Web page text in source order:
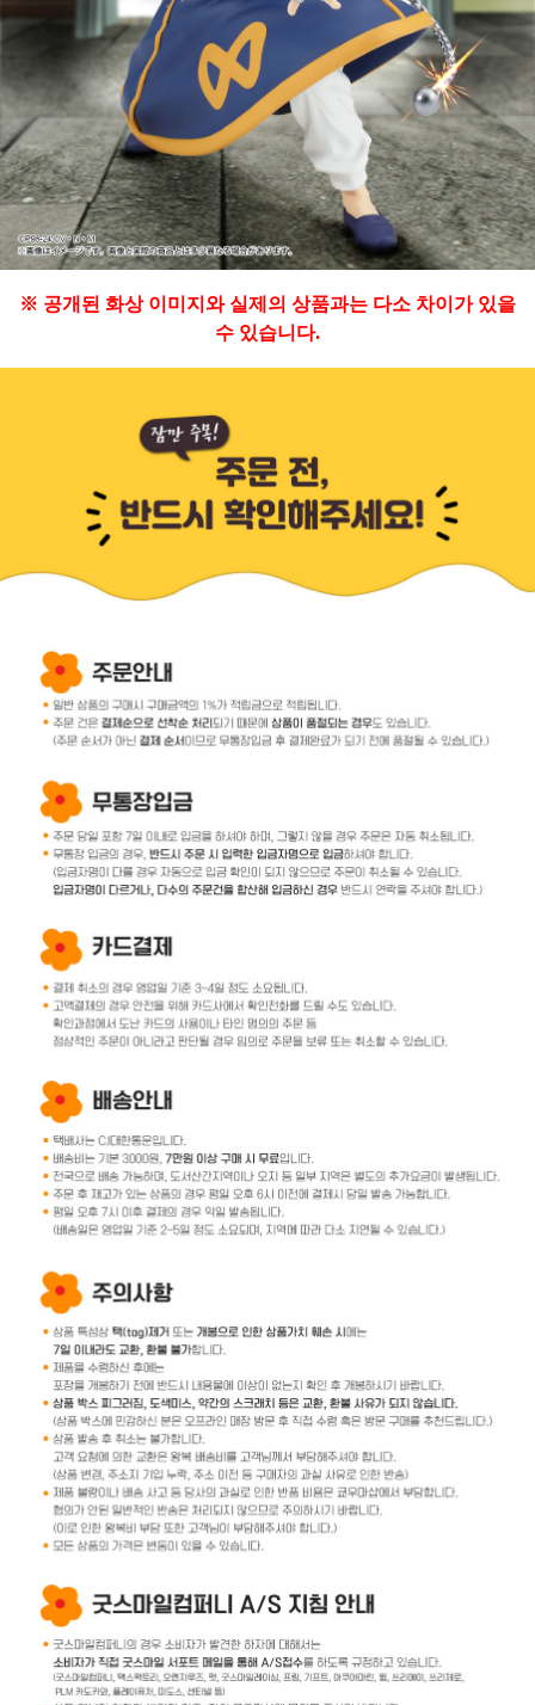
※ 공개된 화상 이미지와 실제의 상품과는 다소 차이가 있을
수 있습니다.